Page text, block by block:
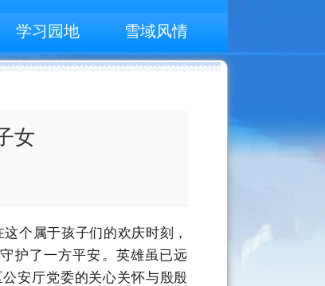
学习园地 雪域风情
女
个属于孩子们的欢庆时刻，
护了一方平安。英雄虽已远
安厅党委的关心关怀与殷殷